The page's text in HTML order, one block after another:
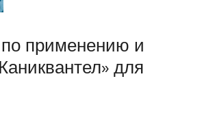
применению и
для